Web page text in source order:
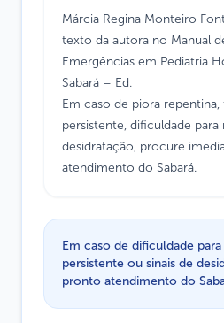
Márcia Regina Monteiro
texto da autora no Manual
Emergências em Pediatria
Sabará – Ed.
Em caso de piora repentina,
persistente, dificuldade para
desidratação, procure
atendimento do Sabará.
Em caso de dificuldade
persistente ou sinais de
pronto atendimento do